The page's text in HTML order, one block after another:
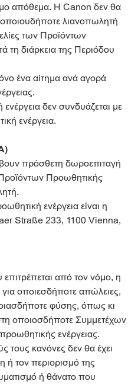
απόθεμα. Η Canon δεν θα
οποιουδήποτε λιανοπωλητή
των Προϊόντων
τη διάρκεια της Περιόδου
ένα αίτημα ανά αγορά
δεν συνδυάζεται με
ενέργεια.
πρόσθετη δωροεπιταγή
Προωθητικής
ενέργεια είναι η
Straße 233, 1100 Vienna,
από τον νόμο, η
οποιεσδήποτε απώλειες,
φύσης, όπως κι
οποιοσδήποτε Συμμετέχων
ενέργειας.
τους κανόνες δεν θα έχει
ή τον περιορισμό της
ή θάνατο που